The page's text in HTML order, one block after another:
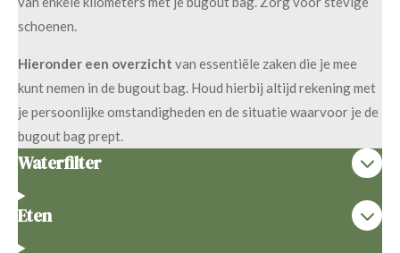
schoenen.
Hieronder een overzicht van essentiële zaken die je mee
kunt nemen in de bugout bag. Houd hierbij altijd rekening met
je persoonlijke omstandigheden en de situatie waarvoor je de
bugout bag prept.
Waterfilter
Eten